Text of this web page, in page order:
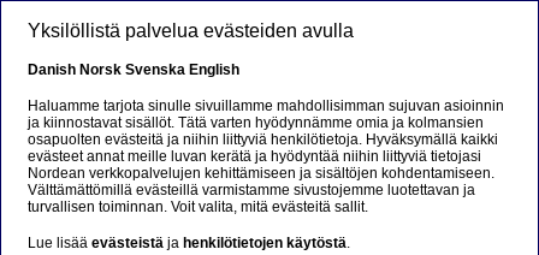
Nordea Bank Oyj: Omien
osakkeiden takaisinosto
26.01.2022
Yksilöllistä palvelua evästeiden avulla
Danish Norsk Svenska English
Haluamme tarjota sinulle sivuillamme mahdollisimman sujuvan asioinnin
ja kiinnostavat sisällöt. Tätä varten hyödynnämme omia ja kolmansien
osapuolten evästeitä ja niihin liittyviä henkilötietoja. Hyväksymällä kaikki
evästeet annat meille luvan kerätä ja hyödyntää niihin liittyviä tietojasi
Nordean verkkopalvelujen kehittämiseen ja sisältöjen kohdentamiseen.
Välttämättömillä evästeillä varmistamme sivustojemme luotettavan ja
turvallisen toiminnan. Voit valita, mitä evästeitä sallit.
Lue lisääevästeistä ja henkilötietojen käytöstä.